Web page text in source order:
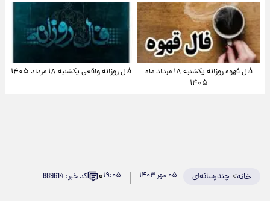
فال قهوه روزانه یکشنبه ۱۸ مرداد ماه
۱۴۰۵
فال روزانه واقعی یکشنبه ۱۸ مرداد ۱۴۰۵
خانه>چندرسانه‌ای ۰۵ مهر ۱۴۰۳ ۱۹:۰۵۰ کد خبر: 889614